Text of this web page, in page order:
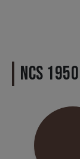
NCS 1950